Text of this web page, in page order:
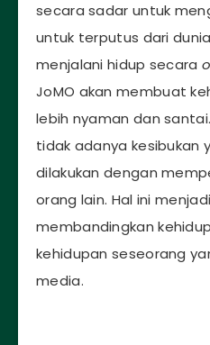
secara sadar untuk
untuk terputus dari
menjalani hidup secara
JoMO akan membuat
lebih nyaman dan
tidak adanya kesibukan
dilakukan dengan
orang lain. Hal ini
membandingkan
kehidupan seseorang
media.